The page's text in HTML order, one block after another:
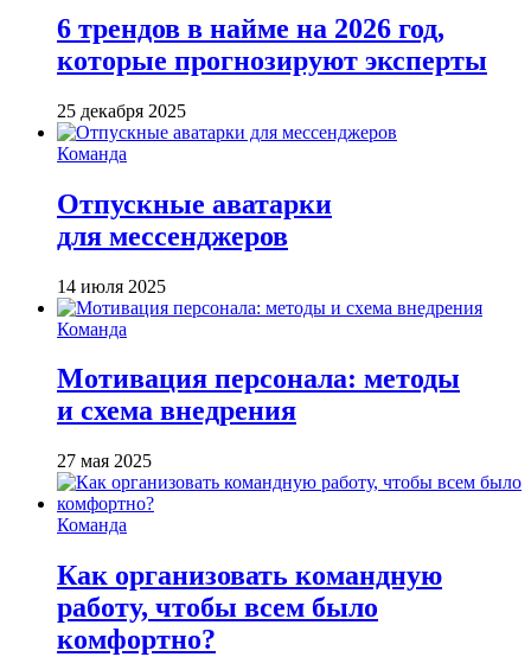
6 трендов в найме на 2026 год,
которые прогнозируют эксперты
25 декабря 2025
Команда
Отпускные аватарки
для мессенджеров
14 июля 2025
Команда
Мотивация персонала: методы
и схема внедрения
27 мая 2025
Команда
Как организовать командную
работу, чтобы всем было
комфортно?